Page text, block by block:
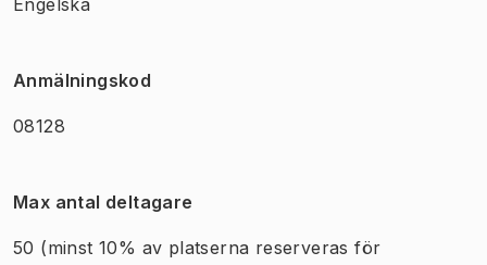
Anmälningskod
08128
Max antal deltagare
50 (minst 10% av platserna reserveras för